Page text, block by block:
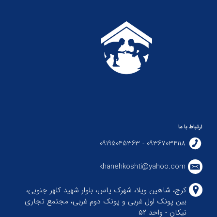
ارتباط با ما
09367034118 - 09195045363
khanehkoshti@yahoo.com
کرج، شاهین ویلا، شهرک یاس، بلوار شهید کلهر جنوبی،
بین پونک اول غربی و پونک دوم غربی، مجتمع تجاری
نیکان - واحد ۵۲